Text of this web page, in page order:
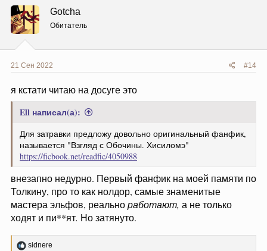
ц
и
и
:
Gotcha
Обитатель
21 Сен 2022 #14
я кстати читаю на досуге это
Ell написал(а):
Для затравки предложу довольно оригинальный фанфик,
называется "Взгляд с Обочины. Хисиломэ"
https://ficbook.net/readfic/4050988
внезапно недурно. Первый фанфик на моей памяти по
Толкину, про то как нолдор, самые знаменитые
мастера эльфов, реальноработают, а не только
ходят и пи**ят. Но затянуто.
Р
sidnere